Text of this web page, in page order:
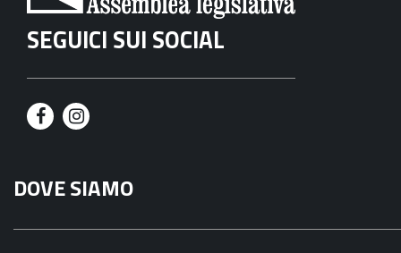
SEGUICI SUI SOCIAL
F
c
e
I
s
t
DOVE SIAMO